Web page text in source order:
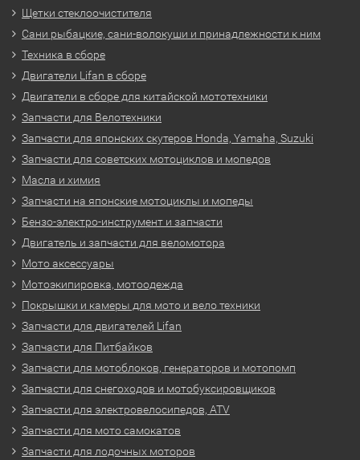
Щетки стеклоочистителя
Сани рыбацкие, сани-волокуши и принадлежности к ним
Техника в сборе
Двигатели Lifan в сборе
Двигатели в сборе для китайской мототехники
Запчасти для Велотехники
Запчасти для японских скутеров Honda, Yamaha, Suzuki
Запчасти для советских мотоциклов и мопедов
Масла и химия
Запчасти на японские мотоциклы и мопеды
Бензо-электро-инструмент и запчасти
Двигатель и запчасти для веломотора
Мото аксессуары
Мотоэкипировка, мотоодежда
Покрышки и камеры для мото и вело техники
Запчасти для двигателей Lifan
Запчасти для Питбайков
Запчасти для мотоблоков, генераторов и мотопомп
Запчасти для снегоходов и мотобуксировщиков
Запчасти для электровелосипедов, ATV
Запчасти для мото самокатов
Запчасти для лодочных моторов